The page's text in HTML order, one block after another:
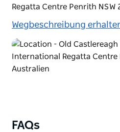
Regatta Centre Penrith NSW
Wegbeschreibung
FAQs